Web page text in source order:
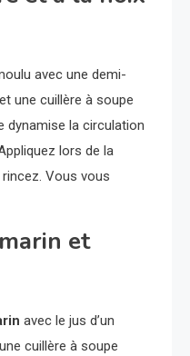
avec une demi-
une cuillère à soupe
dynamise la circulation
lors de la
Vous vous
et
avec le jus d’un
cuillère à soupe